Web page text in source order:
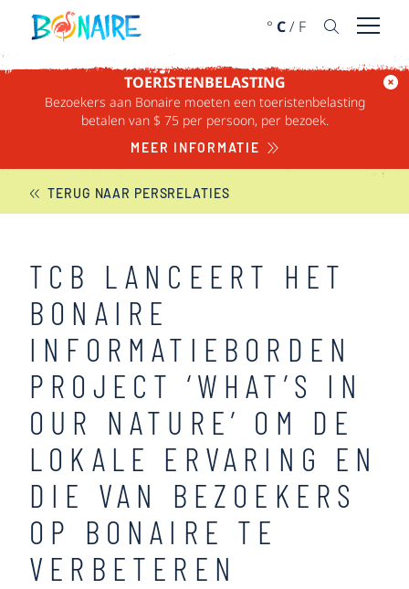
DOORGAAN NAAR ARTIKEL
° C/ F Menu
TOERISTENBELASTING
Bezoekers aan Bonaire moeten een toeristenbelasting
betalen van $ 75 per persoon, per bezoek.
MEER INFORMATIE
BONAIRE NIEUWS
TERUG NAAR PERSRELATIES
TCB LANCEERT HET
BONAIRE
INFORMATIEBORDEN
PROJECT ‘WHAT’S IN
OUR NATURE’ OM DE
LOKALE ERVARING EN
DIE VAN BEZOEKERS
OP BONAIRE TE
VERBETEREN